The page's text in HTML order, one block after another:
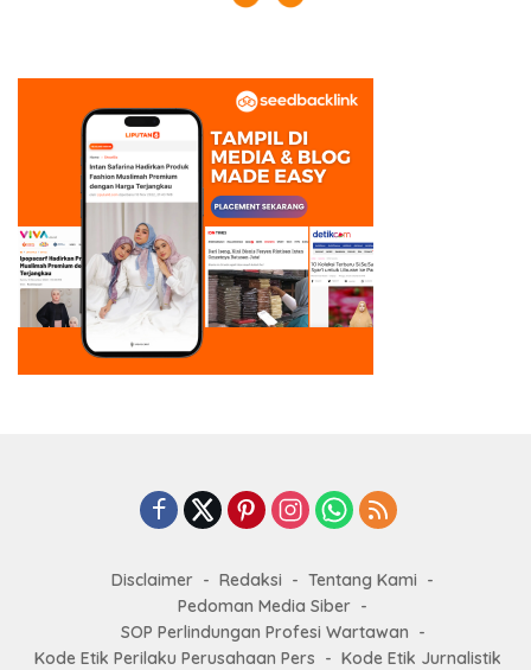
Disclaimer Redaksi
Tentang Kami
Pedoman Media Siber
SOP Perlindungan Profesi Wartawan
Kode Etik Perilaku Perusahaan Pers
Kode Etik Jurnalistik